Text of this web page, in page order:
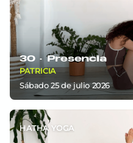
30 ·Presencia
PATRICIA
sábado 25dejulio 2026
HATHA YOGA